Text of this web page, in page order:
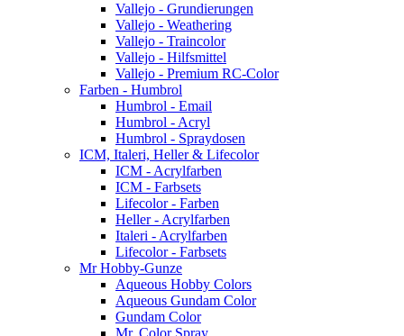
Vallejo - Grundierungen
Vallejo - Weathering
Vallejo - Traincolor
Vallejo - Hilfsmittel
Vallejo - Premium RC-Color
Farben - Humbrol
Humbrol - Email
Humbrol - Acryl
Humbrol - Spraydosen
ICM, Italeri, Heller & Lifecolor
ICM - Acrylfarben
ICM - Farbsets
Lifecolor - Farben
Heller - Acrylfarben
Italeri - Acrylfarben
Lifecolor - Farbsets
Mr Hobby-Gunze
Aqueous Hobby Colors
Aqueous Gundam Color
Gundam Color
Mr. Color Spray